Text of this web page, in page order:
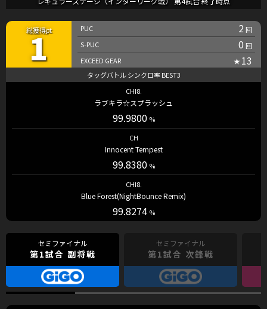
1
2
0
13
CHI8.
ラブキラ☆スプラッシュ
99.9800
CH
Innocent Tempest
99.8380
CHI8.
Blue Forest(NightBounce Remix)
99.8274
第1試合 副将戦 第1試合 次鋒戦